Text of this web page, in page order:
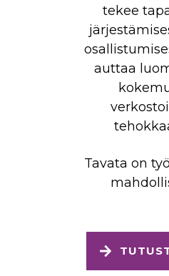
tekee
auttaa
Tavata on